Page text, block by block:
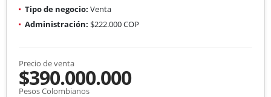
Tipo de negocio: Venta
Administración: $222.000 COP
Precio de venta
$390.000.000
Pesos Colombianos